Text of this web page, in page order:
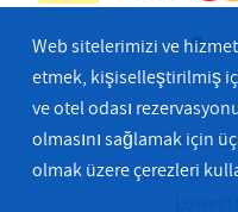
© 2026
Privacy &
Web sitelerimizi ve
etmek, kişiselleştirilmiş
ve otel odası
olmasını sağlamak için
olmak üzere çerezleri